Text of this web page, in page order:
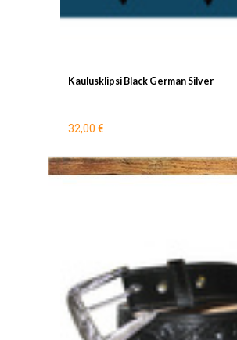
Kaulusklipsi Black German Silver
32,00 €